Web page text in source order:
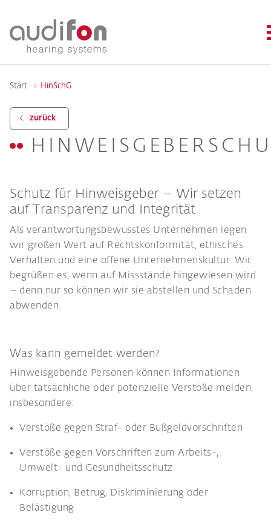
Start HinSchG
zurück
Schutz für Hinweisgeber – Wir setzen
auf Transparenz und Integrität
Als verantwortungsbewusstes Unternehmen legen
wir großen Wert auf Rechtskonformität, ethisches
Verhalten und eine offene Unternehmenskultur. Wir
begrüßen es, wenn auf Missstände hingewiesen wird
– denn nur so können wir sie abstellen und Schaden
abwenden.
Was kann gemeldet werden?
Hinweisgebende Personen können Informationen
über tatsächliche oder potenzielle Verstöße melden,
insbesondere:
Verstöße gegen Straf- oder Bußgeldvorschriften
Verstöße gegen Vorschriften zum Arbeits-,
Umwelt- und Gesundheitsschutz
Korruption, Betrug, Diskriminierung oder
Belästigung